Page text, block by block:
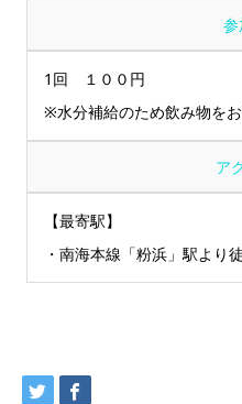
1回 １００円
※水分補給のため飲み物を
ア
【最寄駅】
・南海本線「粉浜」駅より